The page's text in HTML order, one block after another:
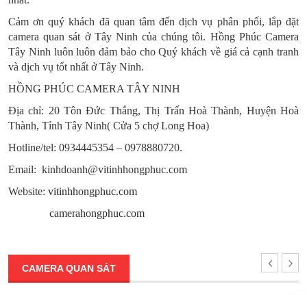
Cảm ơn quý khách đã quan tâm đến dịch vụ phân phối, lắp đặt
camera quan sát ở Tây Ninh của chúng tôi. Hồng Phúc Camera
Tây Ninh luôn luôn đảm bảo cho Quý khách về giá cả cạnh tranh
và dịch vụ tốt nhất ở Tây Ninh.
HỒNG PHÚC CAMERA TÂY NINH
Địa chỉ: 20 Tôn Đức Thắng, Thị Trấn Hoà Thành, Huyện Hoà
Thành, Tỉnh Tây Ninh( Cửa 5 chợ Long Hoa)
Hotline/tel: 0934445354 – 0978880720.
Email: kinhdoanh@vitinhhongphuc.com
Website: vitinhhongphuc.com
camerahongphuc.com
CAMERA QUAN SÁT